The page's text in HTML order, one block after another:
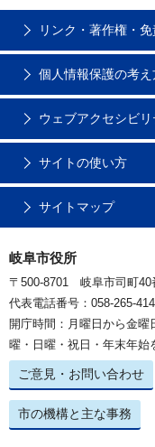
リンク・著作権・
個人情報保護の考え
ウェブアクセシビ
サイトの使い方
サイトマップ
岐阜市役所
〒500-8701 岐阜市司町
代表電話番号：058-265-
開庁時間：月曜日から金
曜・日曜・祝日・年末年始
ご意見・お問い合わせ
市の機構と主な事務